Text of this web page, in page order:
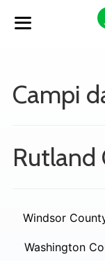
Campi
Rutland
Windsor
Washington